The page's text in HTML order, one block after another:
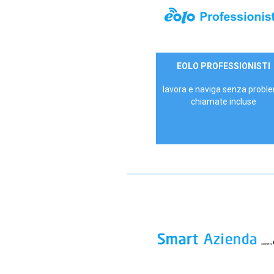
35,00 €/mese
EOLO PROFESSIONISTI
lavora e naviga senza
chiamate incluse